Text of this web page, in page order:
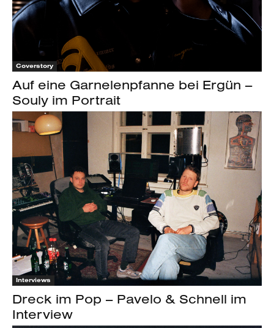
Coverstory
Auf eine Garnelenpfanne bei Ergün –
Souly im Portrait
Interviews
Dreck im Pop – Pavelo & Schnell im
Interview